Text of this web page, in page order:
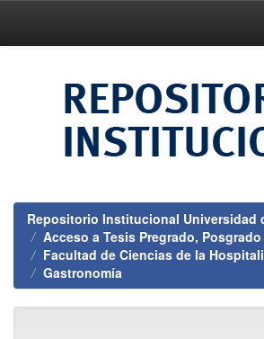
Repositorio Institucional Universidad
Acceso a Tesis Pregrado,
Facultad de Ciencias de la
Gastronomía